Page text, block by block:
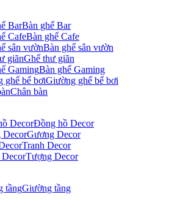
Bàn ghế Bar
Bàn ghế Cafe
Bàn ghế sân vườn
Ghế thư giãn
Bàn ghế Gaming
Giường ghế bể bơi
Chân bàn
Đồng hồ Decor
Gương Decor
Tranh Decor
Tượng Decor
Giường tầng